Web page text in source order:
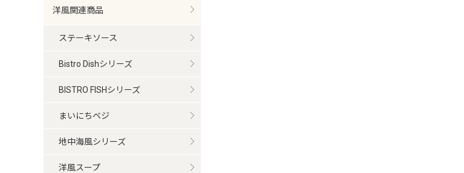
洋風関連商品
ステーキソース
Bistro Dishシリーズ
BISTRO FISHシリーズ
まいにちベジ
地中海風シリーズ
洋風スープ